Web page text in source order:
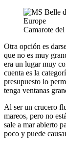
Camarote
Otra opción es
que no es muy
era un lugar muy
cuenta es la
presupuesto lo
tenga ventanas
Al ser un crucero
mareos, pero no
sale a mar abierto
poco y puede